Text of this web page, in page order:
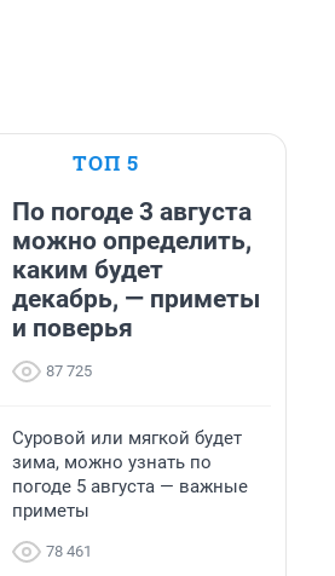
ТОП 5
По погоде 3 августа
можно определить,
каким будет
декабрь, — приметы
и поверья
87 725
Суровой или мягкой будет
зима, можно узнать по
погоде 5 августа — важные
приметы
78 461